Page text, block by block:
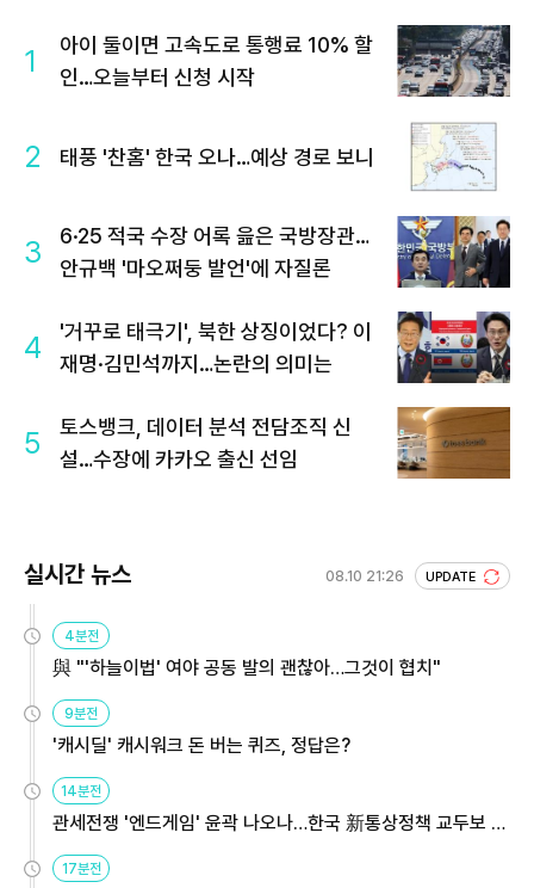
1
아이 둘이면 고속도로 통행료 10% 할
인…오늘부터 신청 시작
2 태풍 '찬홈' 한국 오나…예상 경로 보니
3
6·25 적국 수장 어록 읊은 국방장관…
안규백 '마오쩌둥 발언'에 자질론
4
'거꾸로 태극기', 북한 상징이었다? 이
재명·김민석까지…논란의 의미는
5
토스뱅크, 데이터 분석 전담조직 신
설…수장에 카카오 출신 선임
실시간 뉴스 08.10 21:26 UPDATE
4분전
與 "'하늘이법' 여야 공동 발의 괜찮아…그것이 협치"
9분전
'캐시딜' 캐시워크 돈 버는 퀴즈, 정답은?
14분전
관세전쟁 '엔드게임' 윤곽 나오나…한국 新통상정책 교두보 활
용해야
17분전